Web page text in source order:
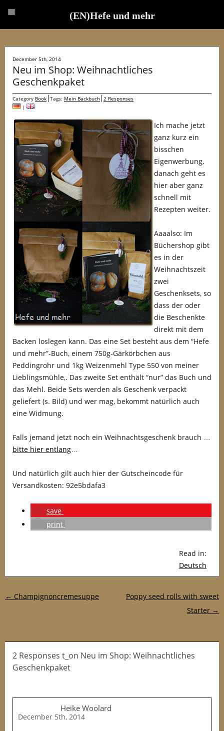
December 5th, 2014
Neu im Shop: Weihnachtliches
Geschenkpaket
Category Book Tags: Mein Backbuch 2 Responses
|
Ich mache jetzt
ganz kurz ein
bisschen
Eigenwerbung,
danach geht es
hier aber ganz
schnell mit
Rezepten weiter.
Aaaalso: Im
Büchershop gibt
es in der
Weihnachtszeit
zwei
Geschenksets, so
dass der oder
die Beschenkte
direkt mit dem
Backen loslegen kann. Das eine Set besteht aus dem “Hefe
und mehr”-Buch, einem 750g-Gärkörbchen aus
Peddingrohr und 1kg Weizenmehl Type 550 von meiner
Lieblingsmühle,. Das zweite Set enthält “nur” das Buch und
das Mehl. Beide Sets werden als Geschenk verpackt
geliefert (s. Bild) und wer mag, bekommt natürlich auch
eine Widmung.
Falls jemand jetzt noch ein Weihnachtsgeschenk brauch …
bitte hier entlang…
Und natürlich gilt auch hier der Gutscheincode für
Versandkosten: 92e5bdafa3
save
print
Read in:
Deutsch
Post navigation
← Champignoncremesuppe
Poppy seed rolls with sweet
Starter →
2 Responses t_on Neu im Shop: Weihnachtliches
Geschenkpaket
Heike Woolard
December 5th, 2014
(EN)Hefe und mehr
(EN)Hefe und mehr